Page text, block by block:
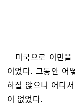
미국으로 이민
이었다. 그동안 어
하질 않으니 어디
이 없었다.